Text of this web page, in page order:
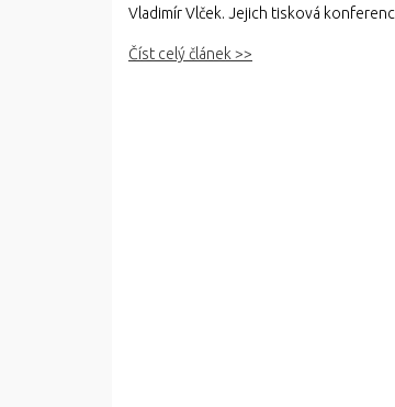
Vladimír Vlček. Jejich tisková
Číst celý článek >>